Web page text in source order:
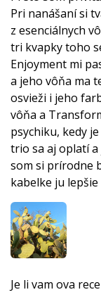
Pri nanášaní si
z esenciálnych
tri kvapky toho
Enjoyment mi
a jeho vôňa ma
osvieži i jeho
vôňa a
psychiku, kedy
trio sa aj oplatí
som si prírodne
kabelke ju lepšie
Je li vam ova